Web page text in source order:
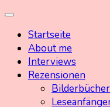
Skip
contentStartseite
About me
Interviews
Rezensionen
Bilderbücher